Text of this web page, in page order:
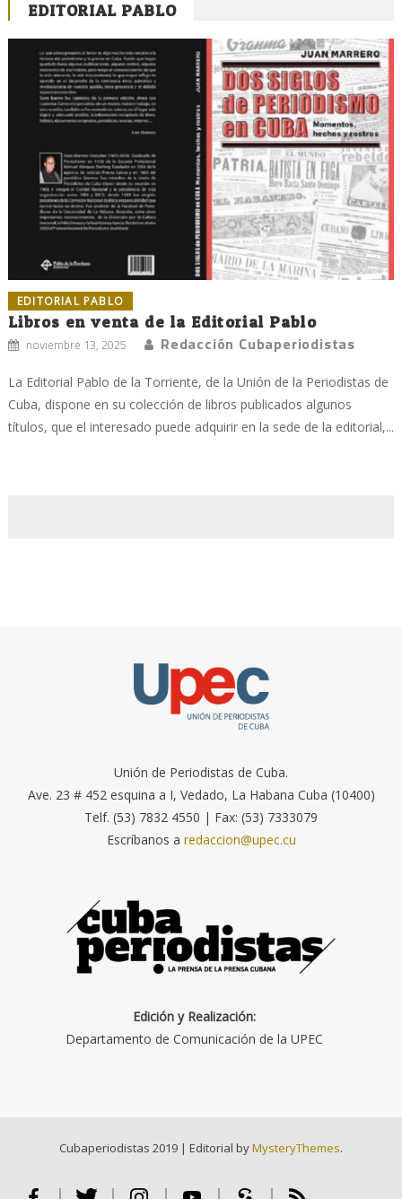
EDITORIAL PABLO
EDITORIAL PABLO
Libros en venta de la Editorial Pablo
noviembre 13, 2025 Redacción Cubaperiodistas
La Editorial Pablo de la Torriente, de la Unión de la Periodistas de
Cuba, dispone en su colección de libros publicados algunos
títulos, que el interesado puede adquirir en la sede de la editorial,...
Unión de Periodistas de Cuba.
Ave. 23 # 452 esquina a I, Vedado, La Habana Cuba (10400)
Telf. (53) 7832 4550 | Fax: (53) 7333079
Escríbanos a redaccion@upec.cu
Edición y Realización:
Departamento de Comunicación de la UPEC
Cubaperiodistas 2019 | Editorial byMysteryThemes.